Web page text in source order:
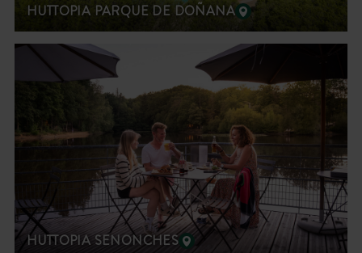
HUTTOPIA PARQUE DE DOÑANA
HUTTOPIA SENONCHES